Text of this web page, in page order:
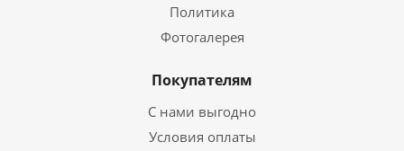
Политика
Фотогалерея
Покупателям
С нами выгодно
Условия оплаты